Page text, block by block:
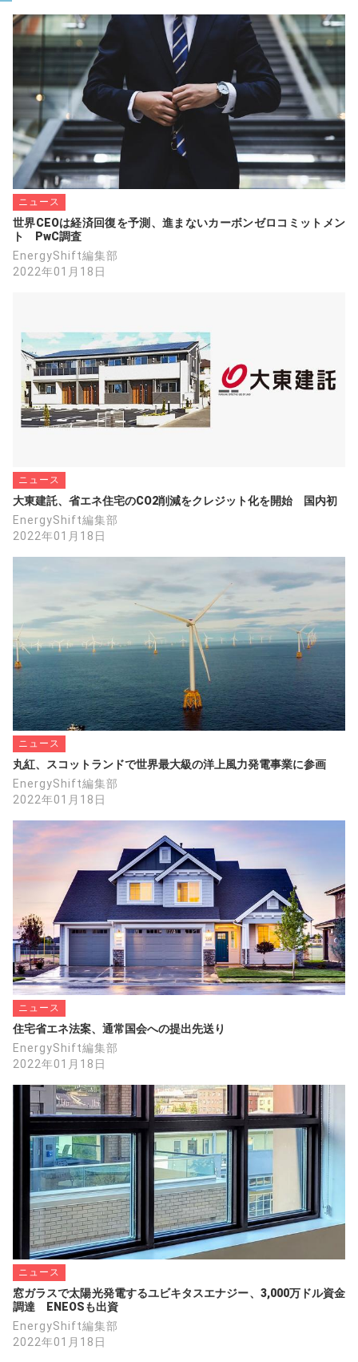
ニュース
世界CEOは経済回復を予測、進まないカーボンゼロコミットメン
ト　PwC調査
EnergyShift編集部
2022年01月18日
ニュース
大東建託、省エネ住宅のCO2削減をクレジット化を開始　国内初
EnergyShift編集部
2022年01月18日
ニュース
丸紅、スコットランドで世界最大級の洋上風力発電事業に参画
EnergyShift編集部
2022年01月18日
ニュース
住宅省エネ法案、通常国会への提出先送り
EnergyShift編集部
2022年01月18日
ニュース
窓ガラスで太陽光発電するユビキタスエナジー、3,000万ドル資金
調達　ENEOSも出資
EnergyShift編集部
2022年01月18日